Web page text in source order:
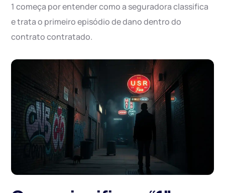
1 começa por entender como a seguradora classifica
e trata o primeiro episódio de dano dentro do
contrato contratado.